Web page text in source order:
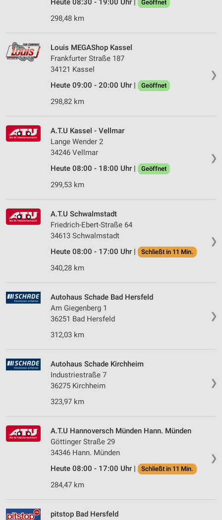
Heute 08:30 - 19:00 Uhr | Geöffnet
298,48 km
❯
Louis MEGAShop Kassel
Frankfurter Straße 187
34121 Kassel
Heute 09:00 - 20:00 Uhr |
Geöffnet
298,82 km
❯
A.T.U Kassel - Vellmar
Lange Wender 2
34246 Vellmar
Heute 08:00 - 18:00 Uhr |
Geöffnet
299,53 km
❯
A.T.U Schwalmstadt
Friedrich-Ebert-Straße 64
34613 Schwalmstadt
Heute 08:00 - 17:00 Uhr |
Schließt in 11 Min.
340,28 km
❯
Autohaus Schade Bad Hersfeld
Am Giegenberg 1
36251 Bad Hersfeld
312,03 km
❯
Autohaus Schade Kirchheim
Industriestraße 7
36275 Kirchheim
323,97 km
❯
A.T.U Hannoversch Münden Hann. Münden
Göttinger Straße 29
34346 Hann. Münden
Heute 08:00 - 17:00 Uhr |
Schließt in 11 Min.
284,47 km
pitstop Bad Hersfeld